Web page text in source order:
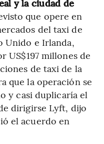
y la ciudad de
que opere en
del taxi de
Unido e Irlanda,
US$197 millones de
de taxi de la
que la operación se
y casi duplicaría el
dirigirse Lyft, dijo
el acuerdo en